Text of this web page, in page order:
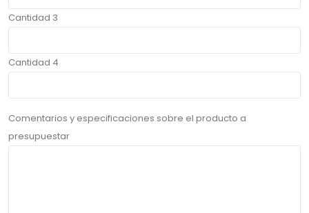
Cantidad 3
Cantidad 4
Comentarios y especificaciones sobre el producto a
presupuestar